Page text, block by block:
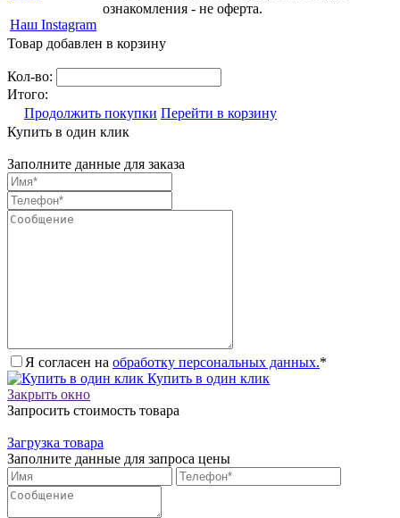
Наш Instagram
ознакомления - не оферта.
Товар добавлен в корзину
Кол-во:
Итого:
Продолжить покупки Перейти в корзину
Купить в один клик
Заполните данные для заказа
Я согласен на обработку персональных данных.*
Купить в один клик
Закрыть окно
Запросить стоимость товара
Загрузка товара
Заполните данные для запроса цены